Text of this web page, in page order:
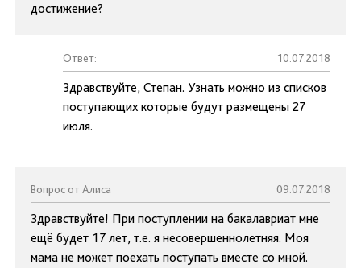
достижение?
Ответ: 10.07.2018
Здравствуйте, Степан. Узнать можно из списков
поступающих которые будут размещены 27
июля.
Вопрос от Алиса 09.07.2018
Здравствуйте! При поступлении на бакалавриат мне
ещё будет 17 лет, т.е. я несовершеннолетняя. Моя
мама не может поехать поступать вместе со мной.